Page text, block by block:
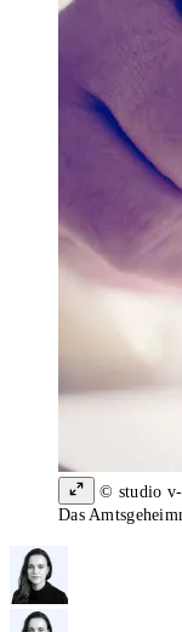
© studio v-
Das